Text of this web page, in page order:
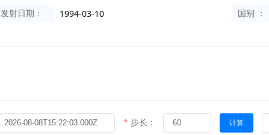
发射日期： 1994-03-10 国别 ：
步长： 计算